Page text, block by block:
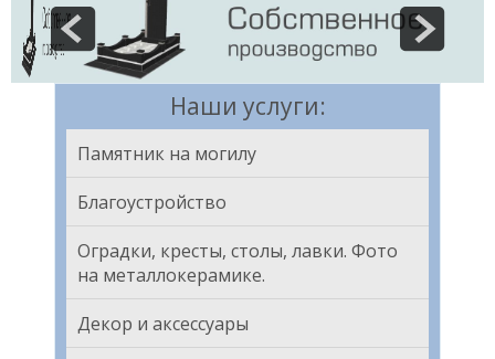
Наши услуги:
Памятник на могилу
Благоустройство
Оградки, кресты, столы, лавки. Фото
на металлокерамике.
Декор и аксессуары